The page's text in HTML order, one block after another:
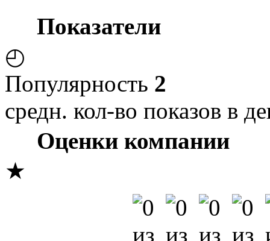
Показатели
◴
Популярность 2
средн. кол-во показов в
Оценки компании
★